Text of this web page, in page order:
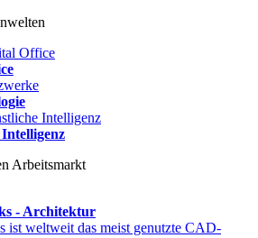
Arbeitsmarkt
- Architektur
ist weltweit das meist genutzte CAD-